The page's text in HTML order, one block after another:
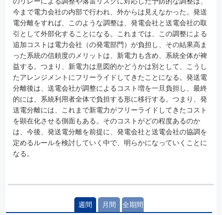
今まで電力会社の内部で行われ、外からは見えなかった。発送
電分離をすれば、このような調整は、発電会社と送電会社の取
引として外部化することになる。これまでは、この調整による
追加コストは電力会社（の発電部門）が負担し、その結果高ま
った系統の信頼度のメリットは、新電力も含め、系統全体が裨
益する。つまり、新電力は意図的かどうかは別として、こうし
たアレンジメントにフリーライドしてきたことになる。発送電
分離後は、送電会社が調整によるコスト増を一旦負担し、最終
的には、系統利用者全体で負担する形に移行する。つまり、発
送電分離には、これまで新電力がフリーライドしてきたコスト
を顕在化させる側面もある。そのコストがどの程度あるのか
は、今後、発送電分離を前提に、発電会社と送電会社の協調を
定めるルールを検討していく中で、明らかになっていくことに
なる。
週間 月間 全期間